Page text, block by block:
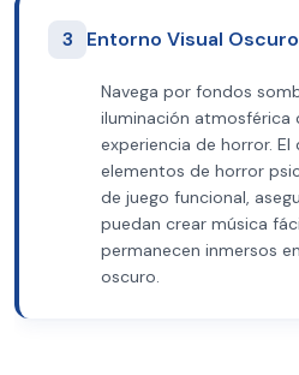
3 Entorno Visual Oscuro
Navega por fondos
iluminación atmosférica
experiencia de horror.
elementos de horror
de juego funcional,
puedan crear música
permanecen inmersos
oscuro.